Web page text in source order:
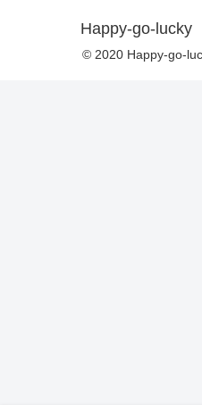
Happy-go-
© 2020 Happy-go-